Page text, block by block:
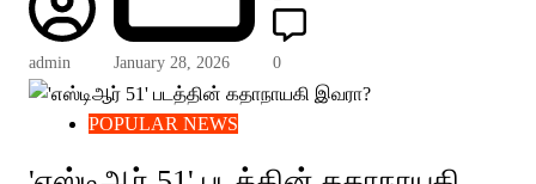
admin January 28, 2026 0
POPULAR NEWS